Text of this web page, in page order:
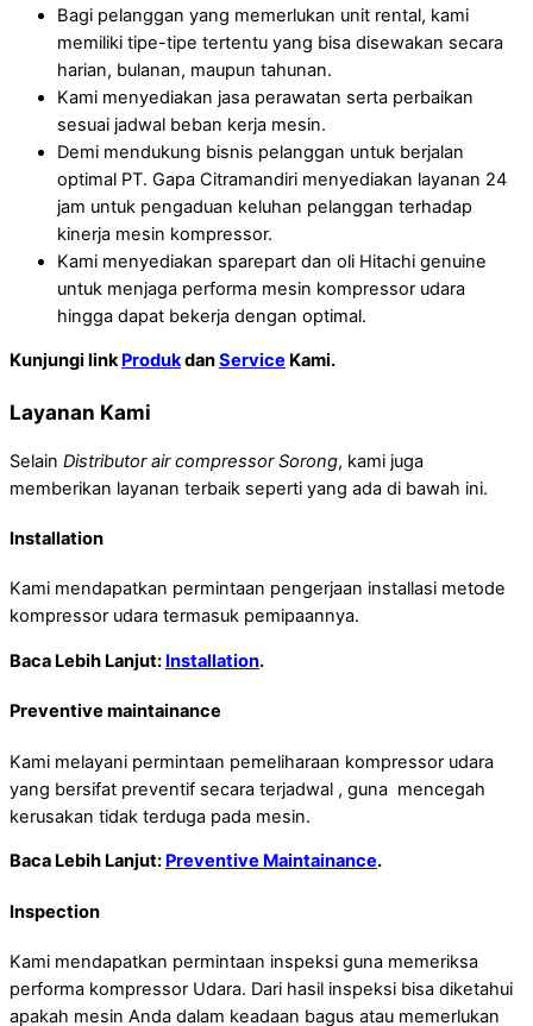
Bagi pelanggan yang memerlukan unit rental, kami
memiliki tipe-tipe tertentu yang bisa disewakan secara
harian, bulanan, maupun tahunan.
Kami menyediakan jasa perawatan serta perbaikan
sesuai jadwal beban kerja mesin.
Demi mendukung bisnis pelanggan untuk berjalan
optimal PT. Gapa Citramandiri menyediakan layanan 24
jam untuk pengaduan keluhan pelanggan terhadap
kinerja mesin kompressor.
Kami menyediakan sparepart dan oli Hitachi genuine
untuk menjaga performa mesin kompressor udara
hingga dapat bekerja dengan optimal.
Kunjungi linkProdukdanService Kami.
Layanan Kami
Selain Distributor air compressor Sorong, kami juga
memberikan layanan terbaik seperti yang ada di bawah ini.
Installation
Kami mendapatkan permintaan pengerjaan installasi metode
kompressor udara termasuk pemipaannya.
Baca Lebih Lanjut: Installation.
Preventive maintainance
Kami melayani permintaan pemeliharaan kompressor udara
yang bersifat preventif secara terjadwal , guna mencegah
kerusakan tidak terduga pada mesin.
Baca Lebih Lanjut: Preventive Maintainance.
Inspection
Kami mendapatkan permintaan inspeksi guna memeriksa
performa kompressor Udara. Dari hasil inspeksi bisa diketahui
apakah mesin Anda dalam keadaan bagus atau memerlukan